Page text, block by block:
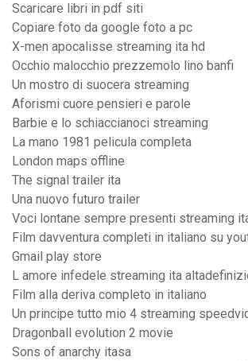
Scaricare libri in pdf siti
Copiare foto da google foto a pc
X-men apocalisse streaming ita hd
Occhio malocchio prezzemolo lino banfi
Un mostro di suocera streaming
Aforismi cuore pensieri e parole
Barbie e lo schiaccianoci streaming
La mano 1981 pelicula completa
London maps offline
The signal trailer ita
Una nuovo futuro trailer
Voci lontane sempre presenti streaming
Film davventura completi in italiano su
Gmail play store
L amore infedele streaming ita
Film alla deriva completo in italiano
Un principe tutto mio 4 streaming
Dragonball evolution 2 movie
Sons of anarchy itasa